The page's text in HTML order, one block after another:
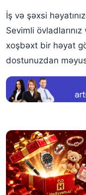
Yuxuda arı
Yuxuda arı tutmaq
Bal yuxu yozmaları
İş və şəxsi
Sevimli
xoşbəxt bir həyat
dostunuzdan